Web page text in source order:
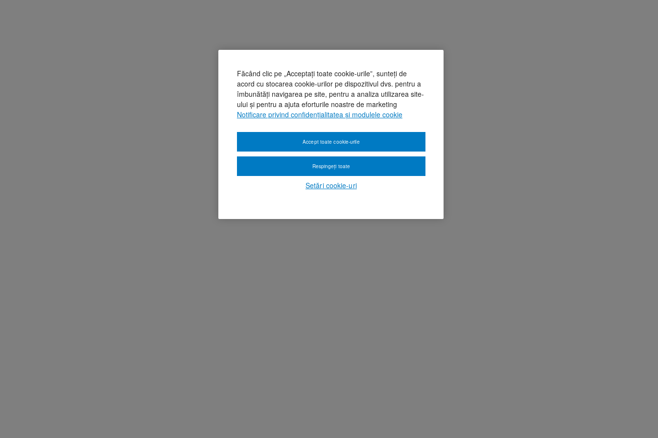
Făcând clic pe „Acceptați toate cookie-urile”, sunteți de
acord cu stocarea cookie-urilor pe dispozitivul dvs. pentru a
îmbunătăți navigarea pe site, pentru a analiza utilizarea site-
ului și pentru a ajuta eforturile noastre de marketing
Notificare privind confidențialitatea și modulele cookie
Setări cookie-uri
Respingeți toate
Accept toate cookie-urile